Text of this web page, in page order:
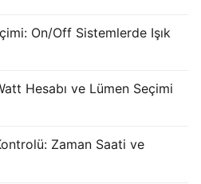
English
On/Off Sistemlerde Işık
Hesabı ve Lümen Seçimi
Zaman Saati ve